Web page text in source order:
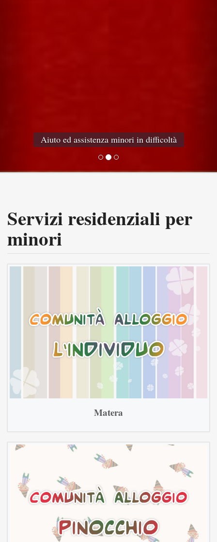
Aiuto ed assistenza minori in difficoltà
Servizi residenziali per
minori
Matera